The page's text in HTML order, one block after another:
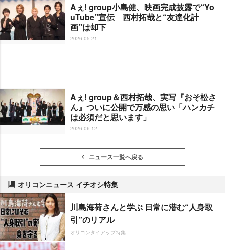
Aぇ! group小島健、映画完成披露で“Yo
uTube”宣伝 西村拓哉と“友達化計
画”は却下
2026-05-21
Aぇ! group＆西村拓哉、実写『おそ松さ
ん』ついに公開で万感の思い「ハンカチ
は必須だと思います」
2026-06-12
ニュース一覧へ戻る
オリコンニュース イチオシ特集
川島海荷さんと学ぶ 日常に潜む“人身取
引”のリアル
オリコンタイアップ特集